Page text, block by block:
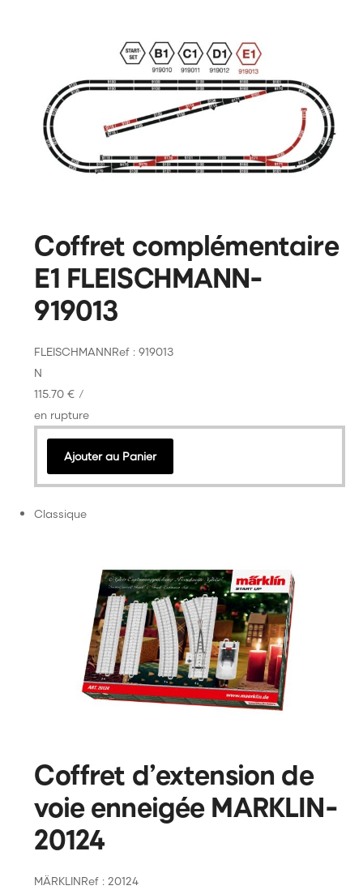
Coffret complémentaire
E1 FLEISCHMANN-
919013
FLEISCHMANNRef : 919013
N
115.70 € /
en rupture
Ajouter au Panier
Classique
Coffret d’extension de
voie enneigée MARKLIN-
20124
MÄRKLINRef : 20124